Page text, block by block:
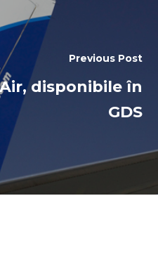
Previous Post
disponibile în
GDS